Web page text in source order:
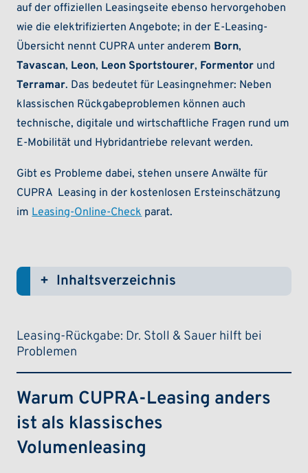
auf der offiziellen Leasingseite ebenso hervorgehoben
wie die elektrifizierten Angebote; in der E-Leasing-
Übersicht nennt CUPRA unter anderem Born,
Tavascan, Leon, Leon Sportstourer, Formentor und
Terramar. Das bedeutet für Leasingnehmer: Neben
klassischen Rückgabeproblemen können auch
technische, digitale und wirtschaftliche Fragen rund um
E-Mobilität und Hybridantriebe relevant werden.
Gibt es Probleme dabei, stehen unsere Anwälte für
CUPRA Leasing in der kostenlosen Ersteinschätzung
im Leasing-Online-Check parat.
Inhaltsverzeichnis
Leasing-Rückgabe: Dr. Stoll & Sauer hilft bei
Problemen
Warum CUPRA-Leasing anders
ist als klassisches
Volumenleasing